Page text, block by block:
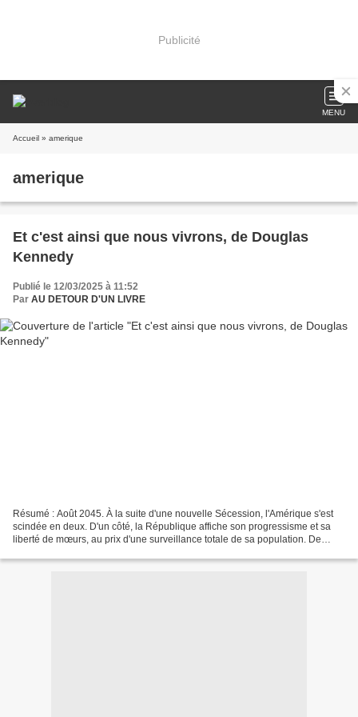
Publicité
MENU
Accueil » amerique
amerique
Et c'est ainsi que nous vivrons, de Douglas
Kennedy
Publié le 12/03/2025 à 11:52
Par AU DETOUR D'UN LIVRE
Résumé : Août 2045. À la suite d'une nouvelle Sécession, l'Amérique s'est
scindée en deux. D'un côté, la République affiche son progressisme et sa
liberté de mœurs, au prix d'une surveillance totale de sa population. De